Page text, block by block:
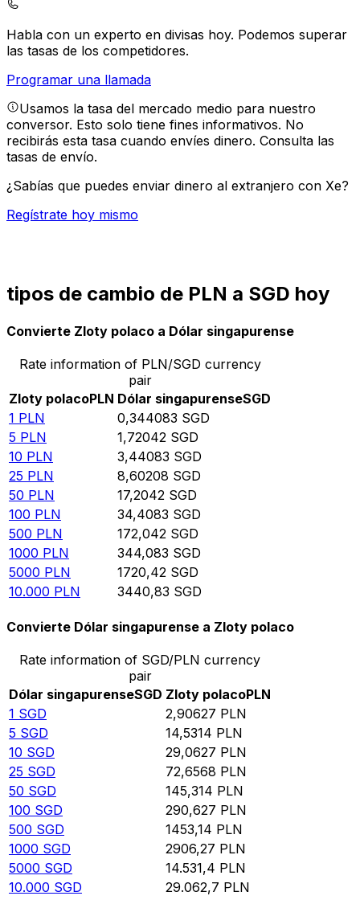
Habla con un experto en divisas hoy. Podemos superar
las tasas de los competidores.
Programar una llamada
Usamos la tasa del mercado medio para nuestro
conversor. Esto solo tiene fines informativos. No
recibirás esta tasa cuando envíes dinero. Consulta las
tasas de envío.
¿Sabías que puedes enviar dinero al extranjero con Xe?
Regístrate hoy mismo
tipos de cambio de PLN a SGD hoy
Convierte Zloty polaco a Dólar singapurense
Rate information of PLN/SGD currency
pair
Zloty polacoPLN Dólar singapurenseSGD
1 PLN 0,344083 SGD
5 PLN 1,72042 SGD
10 PLN 3,44083 SGD
25 PLN 8,60208 SGD
50 PLN 17,2042 SGD
100 PLN 34,4083 SGD
500 PLN 172,042 SGD
1000 PLN 344,083 SGD
5000 PLN 1720,42 SGD
10.000 PLN 3440,83 SGD
Convierte Dólar singapurense a Zloty polaco
Rate information of SGD/PLN currency
pair
Dólar singapurenseSGD Zloty polacoPLN
1 SGD 2,90627 PLN
5 SGD 14,5314 PLN
10 SGD 29,0627 PLN
25 SGD 72,6568 PLN
50 SGD 145,314 PLN
100 SGD 290,627 PLN
500 SGD 1453,14 PLN
1000 SGD 2906,27 PLN
5000 SGD 14.531,4 PLN
10.000 SGD 29.062,7 PLN